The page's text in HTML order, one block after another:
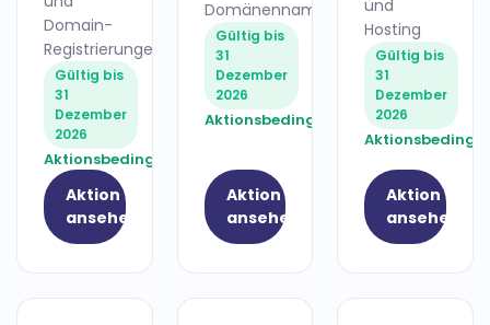
Domain-
Registrierungen
Gültig bis
31
Dezember
2026
Aktionsbedingungen
Aktion
ansehen
Domänenname!
Gültig bis
31
Dezember
2026
Aktionsbedingungen
Aktion
ansehen
und
Hosting
Gültig bis
31
Dezember
2026
Aktion
ansehen